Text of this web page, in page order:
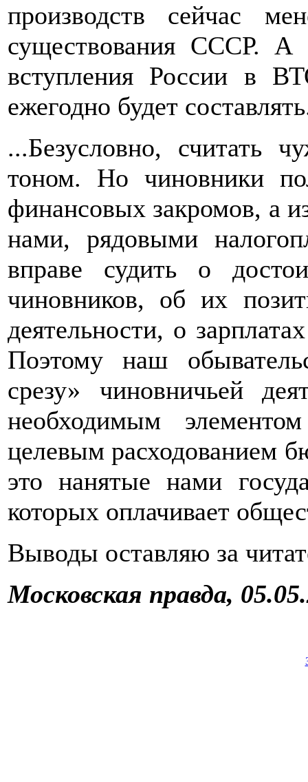
производств сейчас
существования СССР. А
вступления России в
ежегодно будет
...Безусловно, считать
тоном. Но чиновники
финансовых закромов, а
нами, рядовыми
вправе судить о
чиновников, об их
деятельности, о
Поэтому наш
срезу» чиновничьей
необходимым
целевым расходованием
это нанятые нами
которых оплачивает
Выводы оставляю за
Московская правда,